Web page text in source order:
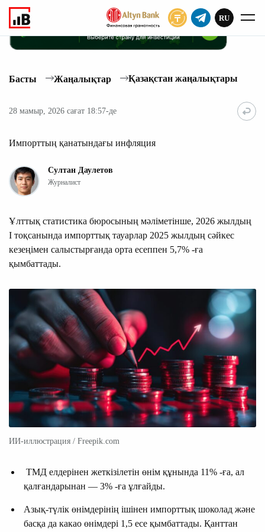
ЖАЗЫЛУ
RU
Басты Жаңалықтар Қазақстан жаңалықтары
28 мамыр, 2026 сағат 18:57-де
Импорттың қанатындағы инфляция
Султан Даулетов
Журналист
Ұлттық статистика бюросының мәліметінше, 2026 жылдың
І тоқсанында импорттық тауарлар 2025 жылдың сәйкес
кезеңімен салыстырғанда орта есеппен 5,7% -ға
қымбаттады.
ИИ-иллюстрация / Freepik.com
ТМД елдерінен жеткізілетін өнім құнында 11% -ға, ал
қалғандарынан — 3% -ға ұлғайды.
Азық-түлік өнімдерінің ішінен импорттық шоколад және
басқа да какао өнімдері 1,5 есе қымбаттады. Қанттан